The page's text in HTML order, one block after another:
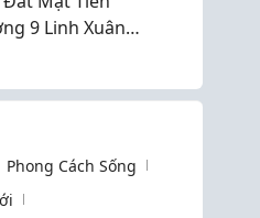
9 Linh Xuân
One Sora
Phong Cách Sống